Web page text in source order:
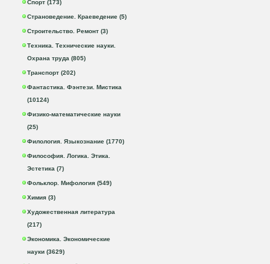
Спорт (173)
Страноведение. Краеведение (5)
Строительство. Ремонт (3)
Техника. Технические науки.
Охрана труда (805)
Транспорт (202)
Фантастика. Фэнтези. Мистика
(10124)
Физико-математические науки
(25)
Филология. Языкознание (1770)
Философия. Логика. Этика.
Эстетика (7)
Фольклор. Мифология (549)
Химия (3)
Художественная литература
(217)
Экономика. Экономические
науки (3629)